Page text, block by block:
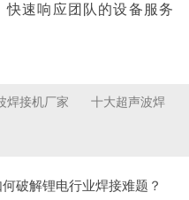
速响应团队的设备服务
焊接机厂家 十大超声波焊
破解锂电行业焊接难题？